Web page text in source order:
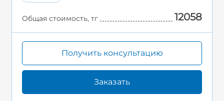
Общая стоимость, тг 12058
Получить консультацию
Заказать